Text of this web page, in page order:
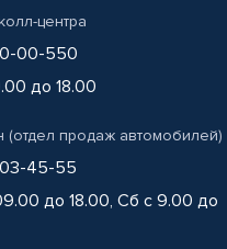
центра
00-550
до 18.00
(отдел продаж автомобилей)
45-55
до 18.00, Сб с 9.00 до